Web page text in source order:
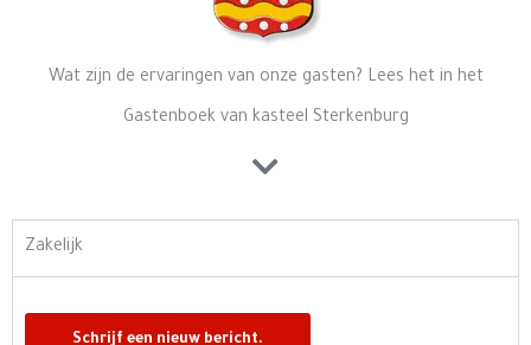
Wat zijn de ervaringen van onze gasten? Lees het in het
Gastenboek van kasteel Sterkenburg
Zakelijk